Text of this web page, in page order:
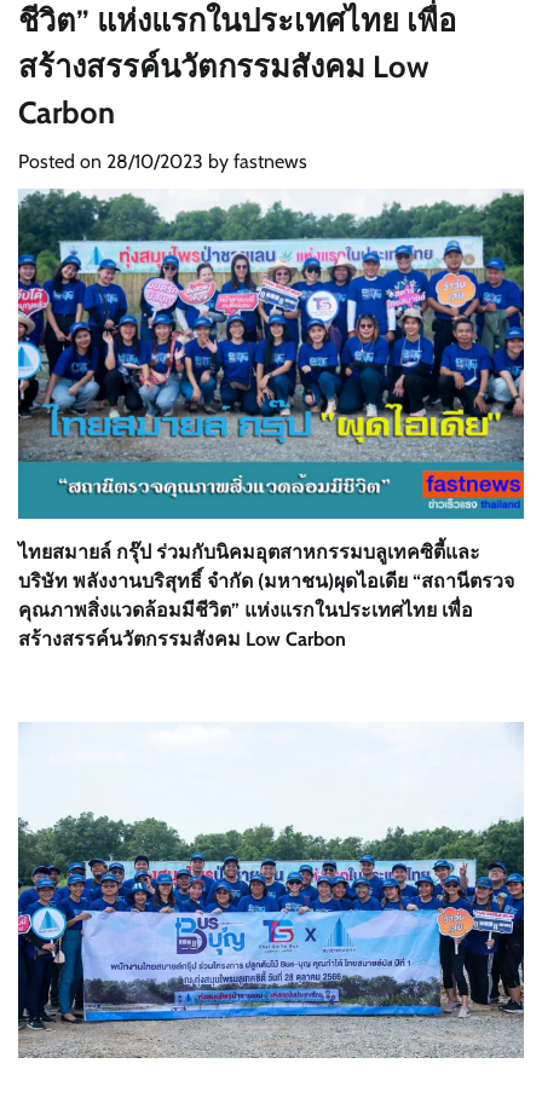
ชีวิต” แห่งแรกในประเทศไทย เพื่อ
สร้างสรรค์นวัตกรรมสังคม Low
Carbon
Posted on 28/10/2023 by fastnews
ไทยสมายล์ กรุ๊ป ร่วมกับนิคมอุตสาหกรรมบลูเทคซิตี้และ
บริษัท พลังงานบริสุทธิ์ จำกัด (มหาชน)ผุดไอเดีย “สถานีตรวจ
คุณภาพสิ่งแวดล้อมมีชีวิต” แห่งแรกในประเทศไทย เพื่อ
สร้างสรรค์นวัตกรรมสังคม Low Carbon